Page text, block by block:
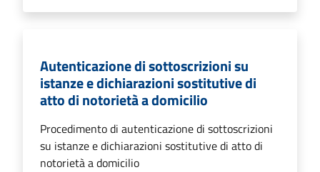
Autenticazione di sottoscrizioni su
istanze e dichiarazioni sostitutive di
atto di notorietà a domicilio
Procedimento di autenticazione di sottoscrizioni
su istanze e dichiarazioni sostitutive di atto di
notorietà a domicilio